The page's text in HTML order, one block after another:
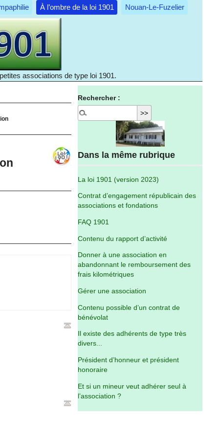
À l’ombre de la loi 1901 Nouan-Le-Fuzelier
associations de type loi 1901.
Rechercher :
Dans la même rubrique
La loi 1901 (version 2023)
Contrat d’engagement républicain des
associations et fondations
FAQ 1901
Contenu du rapport d’activité
Donner à une association en
abandonnant le remboursement des
frais kilométriques
Gérer une association
Contenu possible d’un contrat de
bénévolat
Il existe des adhérents de type très
divers...
Président d’honneur et président
honoraire
Et si un mineur veut adhérer seul à
l’association ?